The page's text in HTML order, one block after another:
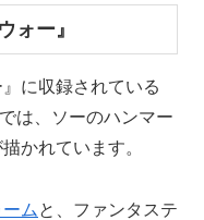
ォー』
に収録されている
は、ソーのハンマー
かれています。
ム と、ファンタステ